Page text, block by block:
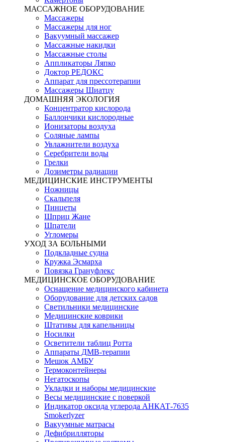
МАССАЖНОЕ ОБОРУДОВАНИЕ
Массажеры
Массажеры для ног
Вакуумный массажер
Массажные накидки
Массажные столы
Аппликаторы Ляпко
Доктор РЕДОКС
Аппарат для прессотерапии
Массажеры Шиатцу
ДОМАШНЯЯ ЭКОЛОГИЯ
Концентратор кислорода
Баллончики кислородные
Ионизаторы воздуха
Соляные лампы
Увлажнители воздуха
Серебрители воды
Грелки
Дозиметры радиации
МЕДИЦИНСКИЕ ИНСТРУМЕНТЫ
Ножницы
Скальпеля
Пинцеты
Шприц Жане
Шпатели
Угломеры
УХОД ЗА БОЛЬНЫМИ
Подкладные судна
Кружка Эсмарха
Повязка Грануфлекс
МЕДИЦИНСКОЕ ОБОРУДОВАНИЕ
Оснащение медицинского кабинета
Оборудование для детских садов
Светильники медицинские
Медицинские коврики
Штативы для капельницы
Носилки
Осветители таблиц Ротта
Аппараты ДМВ-терапии
Мешок АМБУ
Термоконтейнеры
Негатоскопы
Укладки и наборы медицинские
Весы медицинские с поверкой
Индикатор оксида углерода АНКАТ-7635
Smokerlyzer
Вакуумные матрасы
Дефибрилляторы